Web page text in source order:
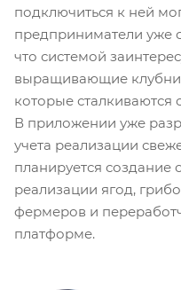
подключиться к ней
предприниматели уже
что системой
выращивающие
которые сталкиваются
В приложении уже
учета реализации
планируется
реализации ягод,
фермеров и
платформе.